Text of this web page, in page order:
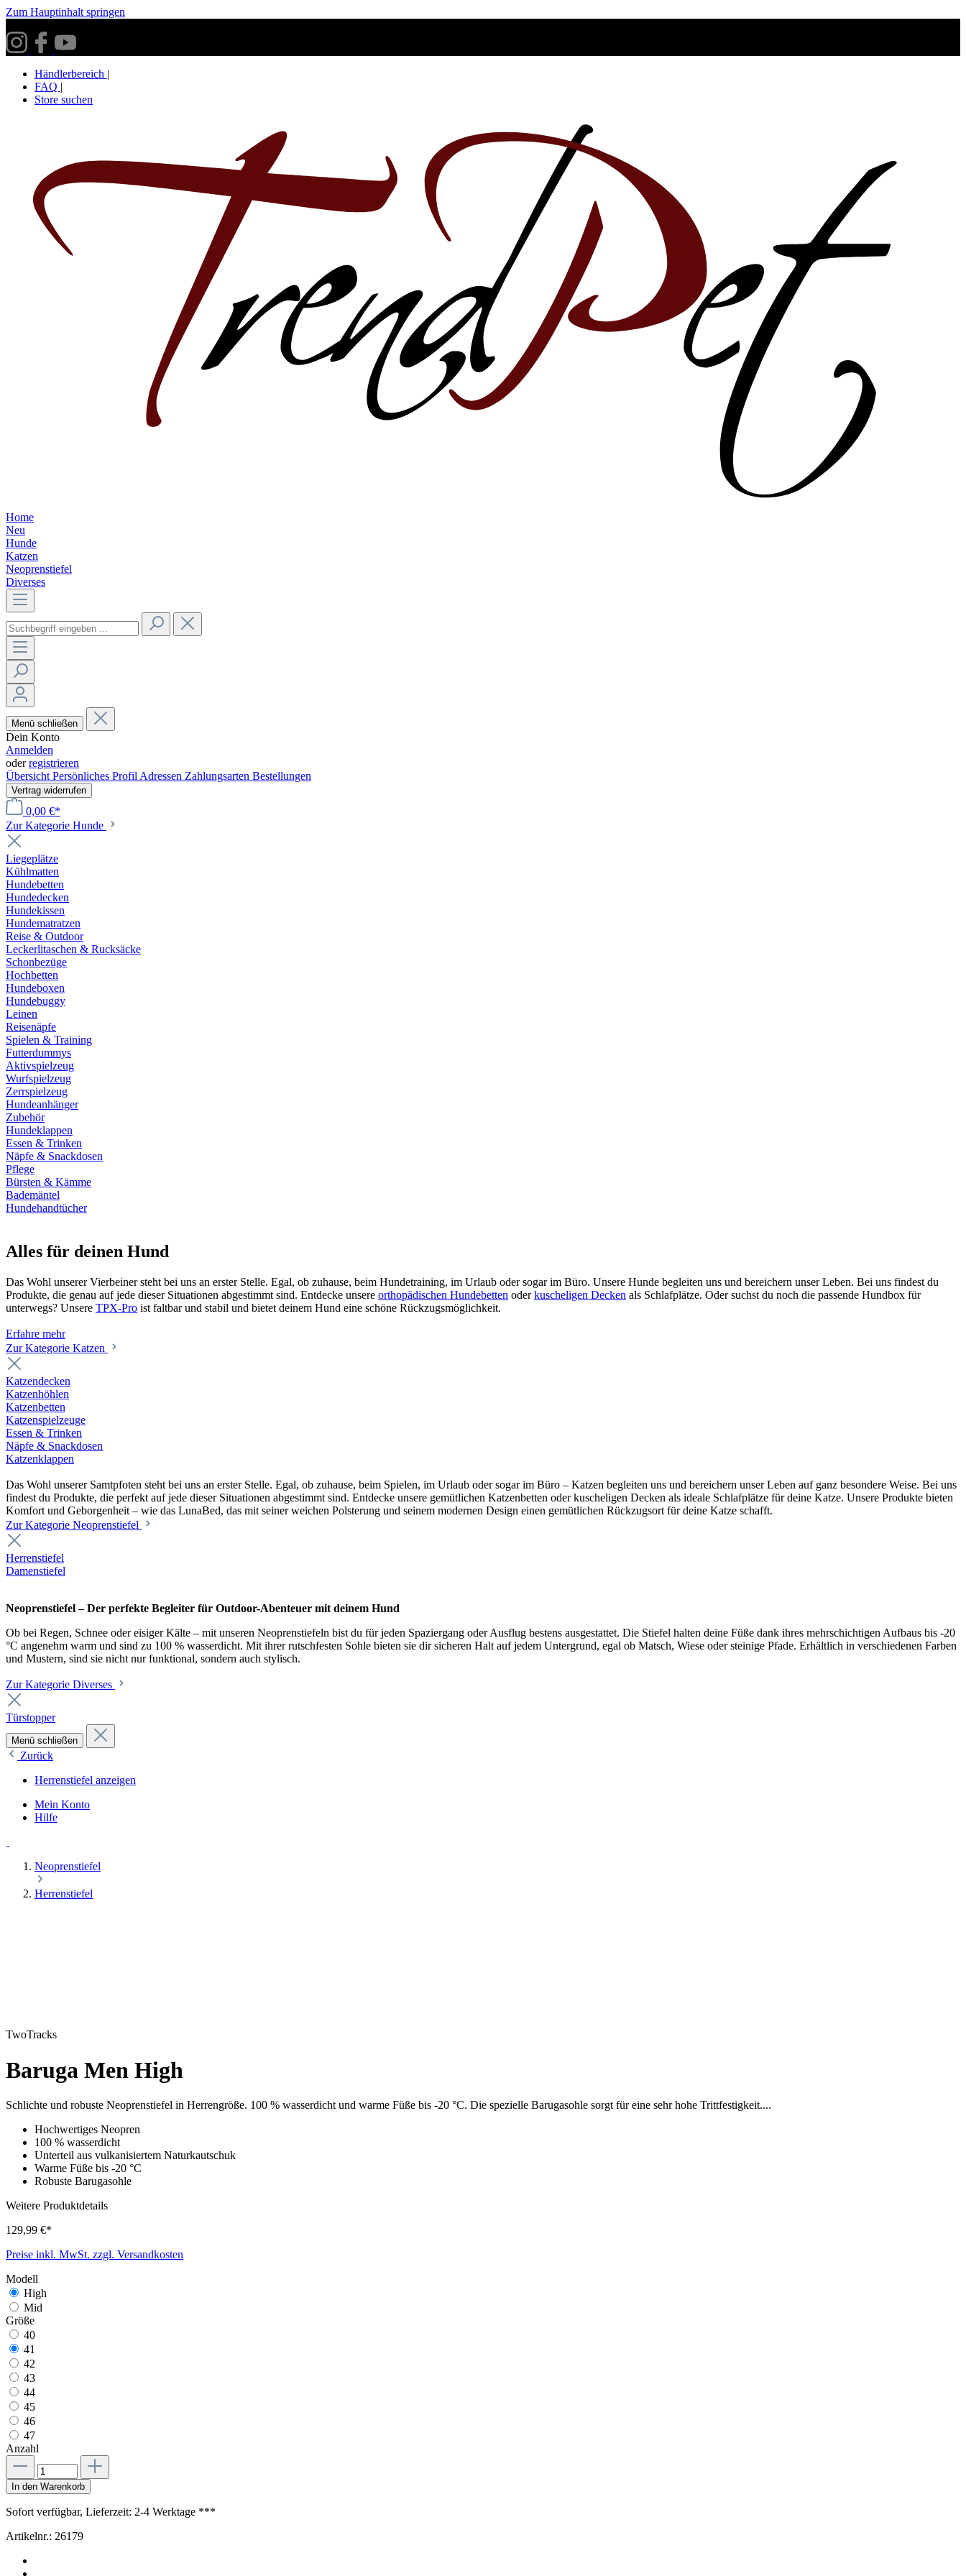
Zum Hauptinhalt springen
Händlerbereich |
FAQ |
Store suchen
Home
Neu
Hunde
Katzen
Neoprenstiefel
Diverses
Menü schließen
Dein Konto
Anmelden
oderregistrieren
ÜbersichtPersönliches ProfilAdressen Zahlungsarten Bestellungen
Vertrag widerrufen
0,00 €*
Zur Kategorie Hunde
Liegeplätze
Kühlmatten
Hundebetten
Hundedecken
Hundekissen
Hundematratzen
Reise & Outdoor
Leckerlitaschen & Rucksäcke
Schonbezüge
Hochbetten
Hundeboxen
Hundebuggy
Leinen
Reisenäpfe
Spielen & Training
Futterdummys
Aktivspielzeug
Wurfspielzeug
Zerrspielzeug
Hundeanhänger
Zubehör
Hundeklappen
Essen & Trinken
Näpfe & Snackdosen
Pflege
Bürsten & Kämme
Bademäntel
Hundehandtücher
Alles für deinen Hund
Das Wohl unserer Vierbeiner steht bei uns an erster Stelle. Egal, ob zuhause, beim Hundetraining, im Urlaub oder sogar im Büro. Unsere Hunde begleiten uns und bereichern unser Leben. Bei uns findest du
Produkte, die genau auf jede dieser Situationen abgestimmt sind. Entdecke unsere orthopädischen Hundebetten oderkuscheligen Decken als Schlafplätze. Oder suchst du noch die passende Hundbox für
unterwegs? Unsere TPX-Pro ist faltbar und stabil und bietet deinem Hund eine schöne Rückzugsmöglichkeit.
Erfahre mehr
Zur Kategorie Katzen
Katzendecken
Katzenhöhlen
Katzenbetten
Katzenspielzeuge
Essen & Trinken
Näpfe & Snackdosen
Katzenklappen
Das Wohl unserer Samtpfoten steht bei uns an erster Stelle. Egal, ob zuhause, beim Spielen, im Urlaub oder sogar im Büro – Katzen begleiten uns und bereichern unser Leben auf ganz besondere Weise. Bei uns
findest du Produkte, die perfekt auf jede dieser Situationen abgestimmt sind. Entdecke unsere gemütlichen Katzenbetten oder kuscheligen Decken als ideale Schlafplätze für deine Katze. Unsere Produkte bieten
Komfort und Geborgenheit – wie das LunaBed, das mit seiner weichen Polsterung und seinem modernen Design einen gemütlichen Rückzugsort für deine Katze schafft.
Zur Kategorie Neoprenstiefel
Herrenstiefel
Damenstiefel
Neoprenstiefel – Der perfekte Begleiter für Outdoor-Abenteuer mit deinem Hund
Ob bei Regen, Schnee oder eisiger Kälte – mit unseren Neoprenstiefeln bist du für jeden Spaziergang oder Ausflug bestens ausgestattet. Die Stiefel halten deine Füße dank ihres mehrschichtigen Aufbaus bis -20
°C angenehm warm und sind zu 100 % wasserdicht. Mit ihrer rutschfesten Sohle bieten sie dir sicheren Halt auf jedem Untergrund, egal ob Matsch, Wiese oder steinige Pfade. Erhältlich in verschiedenen Farben
und Mustern, sind sie nicht nur funktional, sondern auch stylisch.
Zur Kategorie Diverses
Türstopper
Menü schließen
Zurück
Herrenstiefel anzeigen
Mein Konto
Hilfe
Neoprenstiefel
Herrenstiefel
TwoTracks
Baruga Men High
Schlichte und robuste Neoprenstiefel in Herrengröße. 100 % wasserdicht und warme Füße bis -20 °C. Die spezielle Barugasohle sorgt für eine sehr hohe Trittfestigkeit....
Hochwertiges Neopren
100 % wasserdicht
Unterteil aus vulkanisiertem Naturkautschuk
Warme Füße bis -20 °C
Robuste Barugasohle
Weitere Produktdetails
129,99 €*
Preise inkl. MwSt. zzgl. Versandkosten
Modell
High
Mid
Größe
40
41
42
43
44
45
46
47
Anzahl
In den Warenkorb
Sofort verfügbar, Lieferzeit: 2-4 Werktage ***
Artikelnr.: 26179